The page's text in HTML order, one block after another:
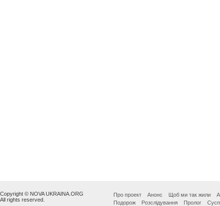
Copyright © NOVA UKRAINA.ORG
All rights reserved.
Про проект Анонс Щоб ми так жили
Подорож
Розслідування Пролог